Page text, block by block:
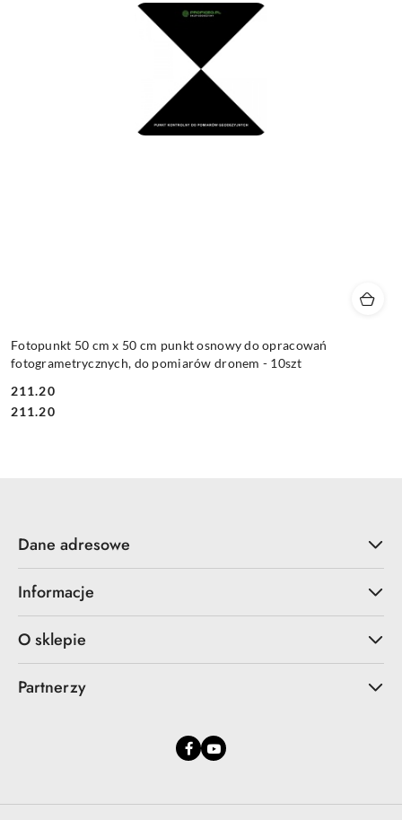
Fotopunkt 50 cm x 50 cm punkt osnowy do opracowań
fotogrametrycznych, do pomiarów dronem - 10szt
Cena:
211.20
Cena:
211.20
Dane adresowe
Informacje
O sklepie
Partnerzy